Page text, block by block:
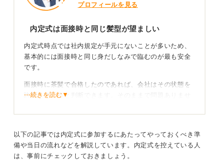
プロフィールを見る
内定式は面接時と同じ髪型が望ましい
内定式時点では社内規定が手元にないことが多いため、
基本的には面接時と同じ身だしなみで臨むのが最も安全
です。
面接時に茶髪で合格したのであれば、会社はその状態を
許容していると判断できます。そのままで問題ありませ
もし面接時は黒髪で、内定後に茶髪にした場合は、心配
⋯続きを読む▼
以下の記事では内定式に参加するにあたってやっておくべき準
備や当日の流れなどを解説しています。内定式を控えている人
は、事前にチェックしておきましょう。